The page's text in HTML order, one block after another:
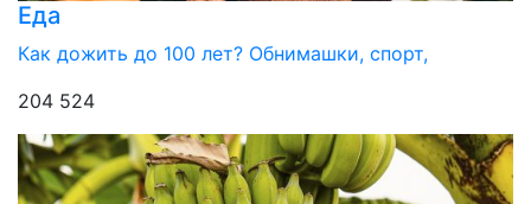
Еда
Как дожить до 100 лет? Обнимашки, спорт,
204 524